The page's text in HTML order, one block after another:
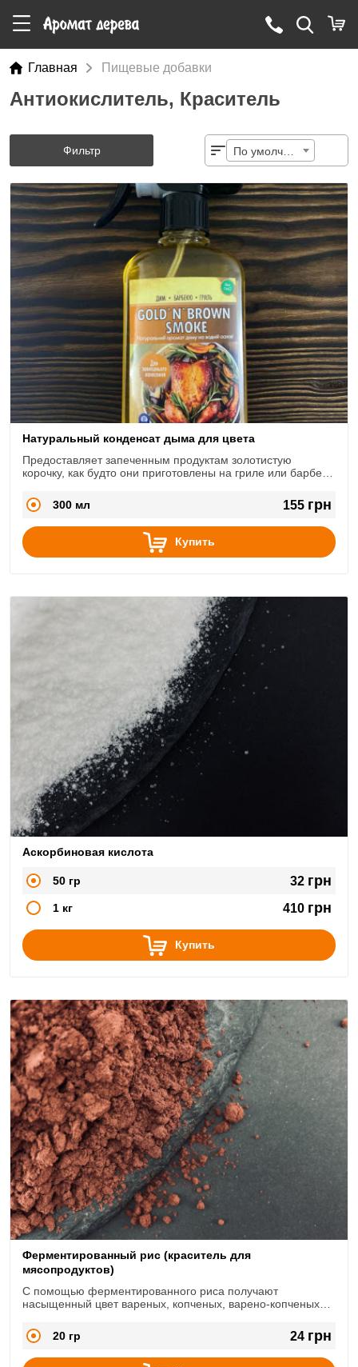
Главная Пищевые добавки
Антиокислитель, Краситель
Фильтр
Натуральный конденсат дыма для цвета
Предоставляет запеченным продуктам золотистую
корочку, как будто они приготовлены на гриле или барбекю
300 мл
155 грн
Купить
Аскорбиновая кислота
50 гр 32 грн
1 кг 410 грн
Купить
Ферментированный рис (краситель для
мясопродуктов)
С помощью ферментированного риса получают
насыщенный цвет вареных, копченых, варено-копченых
продуктов.
20 гр 24 грн